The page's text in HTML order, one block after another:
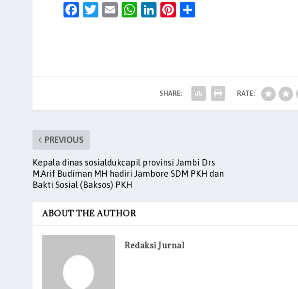
F
b
T
E
W
A
Li
dI
n
Pi
t
SHARE: RATE:
PREVIOUS
Kepala dinas sosialdukcapil provinsi Jambi Drs
M.Arif Budiman MH hadiri Jambore SDM PKH dan
Bakti Sosial (Baksos) PKH
ABOUT THE AUTHOR
Redaksi Jurnal